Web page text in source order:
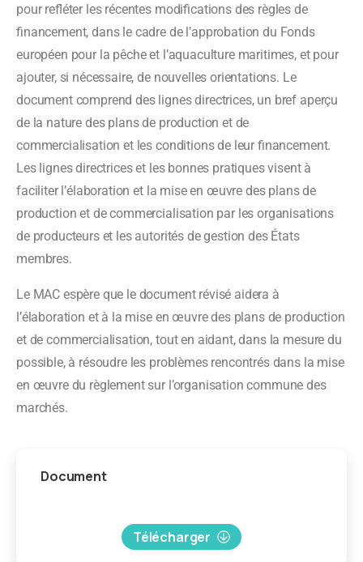
pour refléter les récentes modifications des règles de
financement, dans le cadre de l’approbation du Fonds
européen pour la pêche et l’aquaculture maritimes, et pour
ajouter, si nécessaire, de nouvelles orientations. Le
document comprend des lignes directrices, un bref aperçu
de la nature des plans de production et de
commercialisation et les conditions de leur financement.
Les lignes directrices et les bonnes pratiques visent à
faciliter l’élaboration et la mise en œuvre des plans de
production et de commercialisation par les organisations
de producteurs et les autorités de gestion des États
membres.
Le MAC espère que le document révisé aidera à
l’élaboration et à la mise en œuvre des plans de production
et de commercialisation, tout en aidant, dans la mesure du
possible, à résoudre les problèmes rencontrés dans la mise
en œuvre du règlement sur l’organisation commune des
marchés.
Document
Télécharger